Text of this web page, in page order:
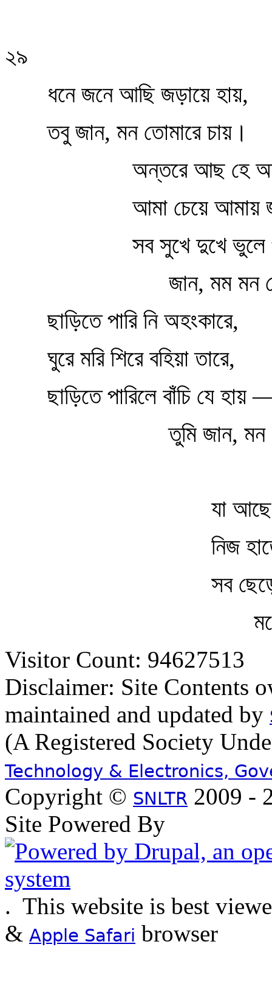
২৯
ধনে জনে আছি জড়ায়ে হায়,
তবু জান, মন তোমারে চায়।
অন্তরে আছ হে
আমা চেয়ে আমায়
সব সুখে দুখে ভুলে
জান, মম মন
ছাড়িতে পারি নি অহংকারে,
ঘুরে মরি শিরে বহিয়া তারে,
ছাড়িতে পারিলে বাঁচি যে হায়
তুমি জান, মন
যা
নিজ
সব
Visitor Count: 94627513
Disclaimer: Site Contents
maintained and updated by
(A Registered Society
Technology & Electronics,
Copyright © SNLTR 2009 -
Site Powered By
. This website is best
& Apple Safari browser